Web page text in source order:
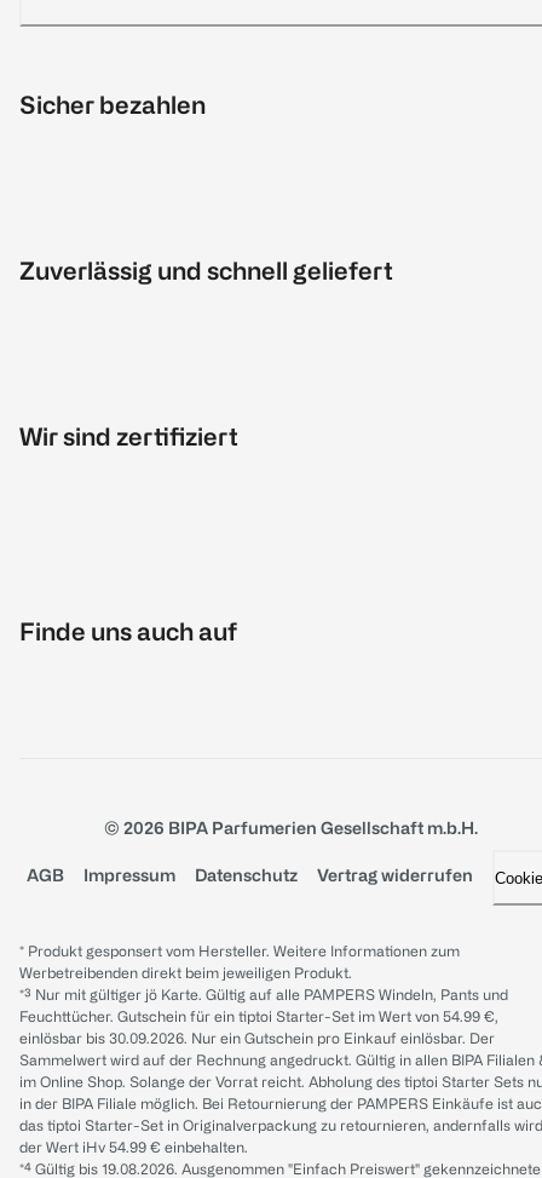
Sicher bezahlen
Zuverlässig und schnell geliefert
Wir sind zertifiziert
Finde uns auch auf
© 2026 BIPA Parfumerien Gesellschaft m.b.H.
AGB Impressum Datenschutz Vertrag widerrufen
* Produkt gesponsert vom Hersteller. Weitere Informationen zum
Werbetreibenden direkt beim jeweiligen Produkt.
*³ Nur mit gültiger jö Karte. Gültig auf alle PAMPERS Windeln, Pants und
Feuchttücher. Gutschein für ein tiptoi Starter-Set im Wert von 54.99 €,
einlösbar bis 30.09.2026. Nur ein Gutschein pro Einkauf einlösbar. Der
Sammelwert wird auf der Rechnung angedruckt. Gültig in allen BIPA Filialen
im Online Shop. Solange der Vorrat reicht. Abholung des tiptoi Starter Sets
in der BIPA Filiale möglich. Bei Retournierung der PAMPERS Einkäufe ist
das tiptoi Starter-Set in Originalverpackung zu retournieren, andernfalls wird
der Wert iHv 54.99 € einbehalten.
*⁴ Gültig bis 19.08.2026. Ausgenommen "Einfach Preiswert" gekennzeichnete